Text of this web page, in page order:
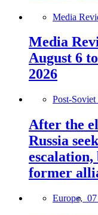
Media
Media
August 6
2026
Post-Soviet
After the
Russia
former
Europe,